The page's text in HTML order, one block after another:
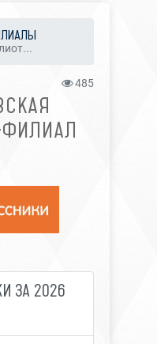
485
ЗА 2026